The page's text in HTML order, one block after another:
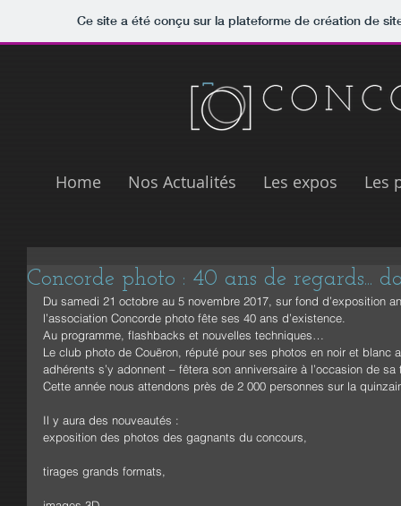
Ce site a été conçu sur la plateforme de création de
Home Nos Actualités Les expos Les
Concorde photo : 40 ans de regards...
Du samedi 21 octobre au 5 novembre 2017, sur fond d’exposition
l’association Concorde photo fête ses 40 ans d’existence.
Au programme, flashbacks et nouvelles techniques…
Le club photo de Couëron, réputé pour ses photos en noir et
adhérents s’y adonnent – fêtera son anniversaire à l’occasion de
Cette année nous attendons près de 2 000 personnes sur la
Il y aura des nouveautés :
exposition des photos des gagnants du concours,
tirages grands formats,